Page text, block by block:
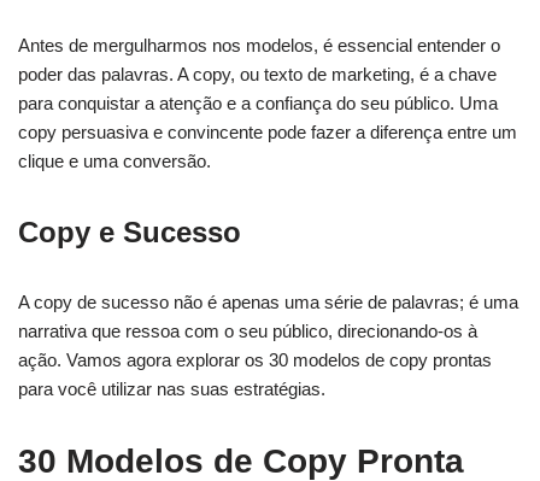
Antes de mergulharmos nos modelos, é essencial entender o
poder das palavras. A copy, ou texto de marketing, é a chave
para conquistar a atenção e a confiança do seu público. Uma
copy persuasiva e convincente pode fazer a diferença entre um
clique e uma conversão.
Copy e Sucesso
A copy de sucesso não é apenas uma série de palavras; é uma
narrativa que ressoa com o seu público, direcionando-os à
ação. Vamos agora explorar os 30 modelos de copy prontas
para você utilizar nas suas estratégias.
30 Modelos de Copy Pronta